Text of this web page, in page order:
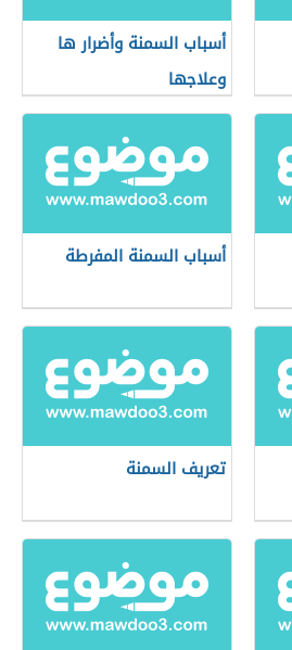
أسباب السمنة وأضرار ها
وعلاجها
أسباب السمنة المفرطة
تعريف السمنة